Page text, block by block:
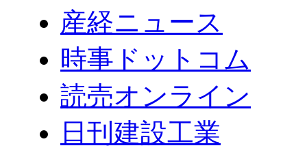
産経ニュース
時事ドットコム
読売オンライン
日刊建設工業